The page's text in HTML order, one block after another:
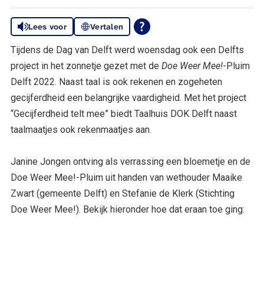
Lees voor Vertalen
Tijdens de Dag van Delft werd woensdag ook een Delfts
project in het zonnetje gezet met de Doe Weer Mee!-Pluim
Delft 2022. Naast taal is ook rekenen en zogeheten
gecijferdheid een belangrijke vaardigheid. Met het project
“Gecijferdheid telt mee” biedt Taalhuis DOK Delft naast
taalmaatjes ook rekenmaatjes aan.
Janine Jongen ontving als verrassing een bloemetje en de
Doe Weer Mee!-Pluim uit handen van wethouder Maaike
Zwart (gemeente Delft) en Stefanie de Klerk (Stichting
Doe Weer Mee!). Bekijk hieronder hoe dat eraan toe ging: